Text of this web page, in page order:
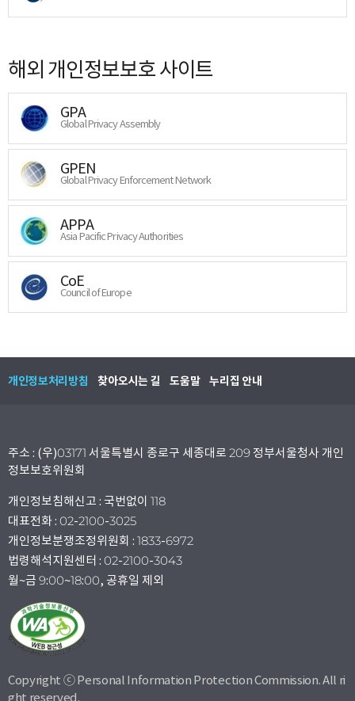
해외 개인정보보호 사이트
GPA
Global Privacy Assembly
GPEN
Global Privacy Enforcement Network
APPA
Asia Pacific Privacy Authorities
CoE
Council of Europe
개인정보처리방침 찾아오시는 길 도움말 누리집 안내
주소 : (우)03171 서울특별시 종로구 세종대로 209 정부서울청사 개인
정보보호위원회
개인정보침해신고 : 국번없이 118
대표전화 : 02-2100-3025
개인정보분쟁조정위원회 : 1833-6972
법령해석지원센터 : 02-2100-3043
월~금 9:00~18:00, 공휴일 제외
Copyright ⓒ Personal Information Protection Commission. All ri
ght reserved.